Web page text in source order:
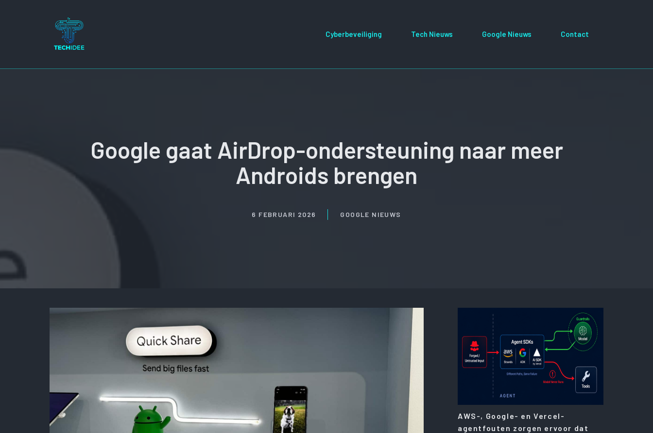
Cyberbeveiliging Tech Nieuws Google Nieuws Contact
Google gaat AirDrop-ondersteuning naar meer
Androids brengen
6 FEBRUARI 2026 GOOGLE NIEUWS
AWS-, Google- en Vercel-
agentfouten zorgen ervoor dat